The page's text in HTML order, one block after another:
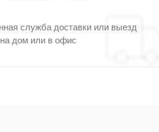
служба доставки или выезд
дом или в офис